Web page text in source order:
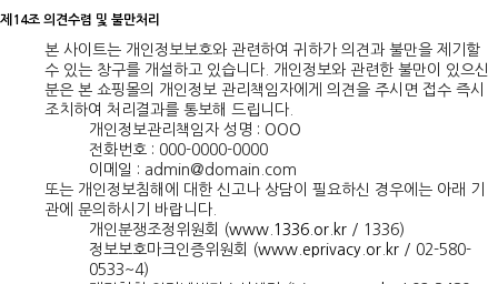
제14조 의견수렴 및 불만처리
본 사이트는 개인정보보호와 관련하여 귀하가 의견과 불만을 제기할
수 있는 창구를 개설하고 있습니다. 개인정보와 관련한 불만이 있으신
분은 본 쇼핑몰의 개인정보 관리책임자에게 의견을 주시면 접수 즉시
조치하여 처리결과를 통보해 드립니다.
개인정보관리책임자 성명 : OOO
전화번호 : 000-0000-0000
이메일 : admin@domain.com
또는 개인정보침해에 대한 신고나 상담이 필요하신 경우에는 아래 기
관에 문의하시기 바랍니다.
개인분쟁조정위원회 (www.1336.or.kr / 1336)
정보보호마크인증위원회 (www.eprivacy.or.kr / 02-580-
0533~4)